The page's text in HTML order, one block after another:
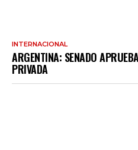
INTERNACIONAL
ARGENTINA: SENADO
PRIVADA